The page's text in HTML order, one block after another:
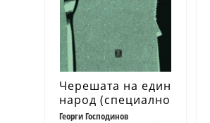
Черешата на един
народ (специално
издание)
Георги Господинов